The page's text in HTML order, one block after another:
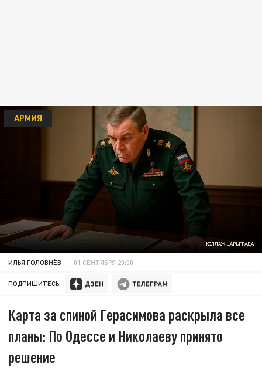
КОЛЛАЖ ЦАРЬГРАДА
АРМИЯ
ИЛЬЯ ГОЛОВНЁВ 01 СЕНТЯБРЯ 20:00
ПОДПИШИТЕСЬ:
Карта за спиной Герасимова раскрыла все
планы: По Одессе и Николаеву принято
решение